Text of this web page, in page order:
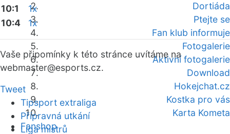
Dortiáda
Ptejte se
Fan klub informuje
Fotogalerie
Aktivní fotogalerie
Download
Hokejchat.cz
Kostka pro vás
Karta Kometa
Fanshop
10:1
1x
10:4
1x
Vaše připomínky k této stránce uvítáme na
webmaster@esports.cz.
Tweet
Tipsport extraliga
Přípravná utkání
Liga mistrů